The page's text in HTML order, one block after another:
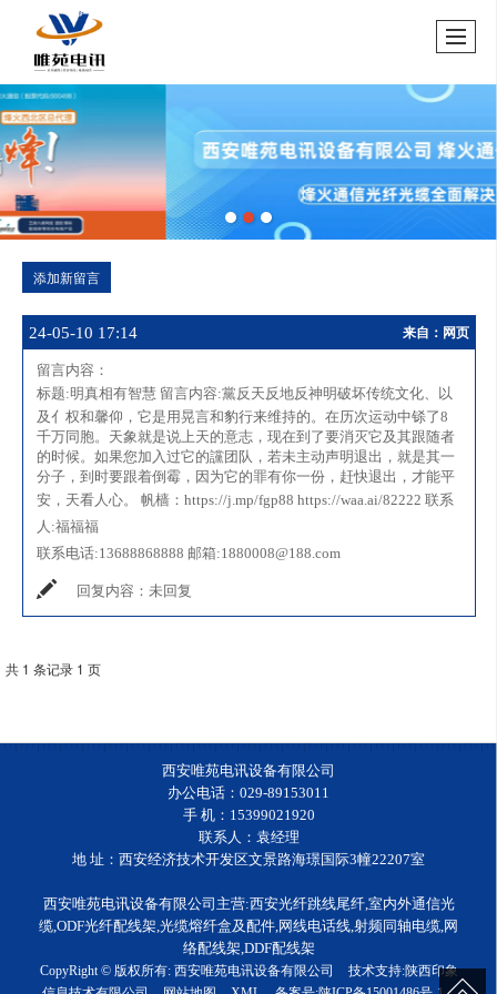
添加新留言
24-05-10 17:14 来自：网页
留言内容：
标题:明真相有智慧 留言内容:黨反天反地反神明破坏传统文化、以
及亻权和馨仰，它是用晃言和豹行来维持的。在历次运动中铩了8
千万同胞。天象就是说上天的意志，现在到了要消灭它及其跟随者
的时候。如果您加入过它的讜团队，若未主动声明退出，就是其一
分子，到时要跟着倒霉，因为它的罪有你一份，赶快退出，才能平
安，天看人心。 帆樯：https://j.mp/fgp88 https://waa.ai/82222 联系
人:福福福
联系电话:13688868888 邮箱:1880008@188.com
回复内容： 未回复
共 1 条记录 1 页
西安唯苑电讯设备有限公司
办公电话：029-89153011
手 机：15399021920
联系人：袁经理
地 址：西安经济技术开发区文景路海璟国际3幢22207室
西安唯苑电讯设备有限公司主营:西安光纤跳线尾纤,室内外通信光
缆,ODF光纤配线架,光缆熔纤盒及配件,网线电话线,射频同轴电缆,网
络配线架,DDF配线架
CopyRight © 版权所有: 西安唯苑电讯设备有限公司 技术支持:陕西印象